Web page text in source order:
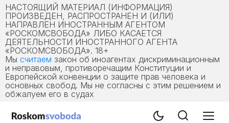
НАСТОЯЩИЙ МАТЕРИАЛ (ИНФОРМАЦИЯ)
ПРОИЗВЕДЕН, РАСПРОСТРАНЕН И (ИЛИ)
НАПРАВЛЕН ИНОСТРАННЫМ АГЕНТОМ
«РОСКОМСВОБОДА» ЛИБО КАСАЕТСЯ
ДЕЯТЕЛЬНОСТИ ИНОСТРАННОГО АГЕНТА
«РОСКОМСВОБОДА». 18+
Мы считаем закон об иноагентах дискриминационным
и неправовым, противоречащим Конституции и
Европейской конвенции о защите прав человека и
основных свобод. Мы не согласны с этим решением и
обжалуем его в судах